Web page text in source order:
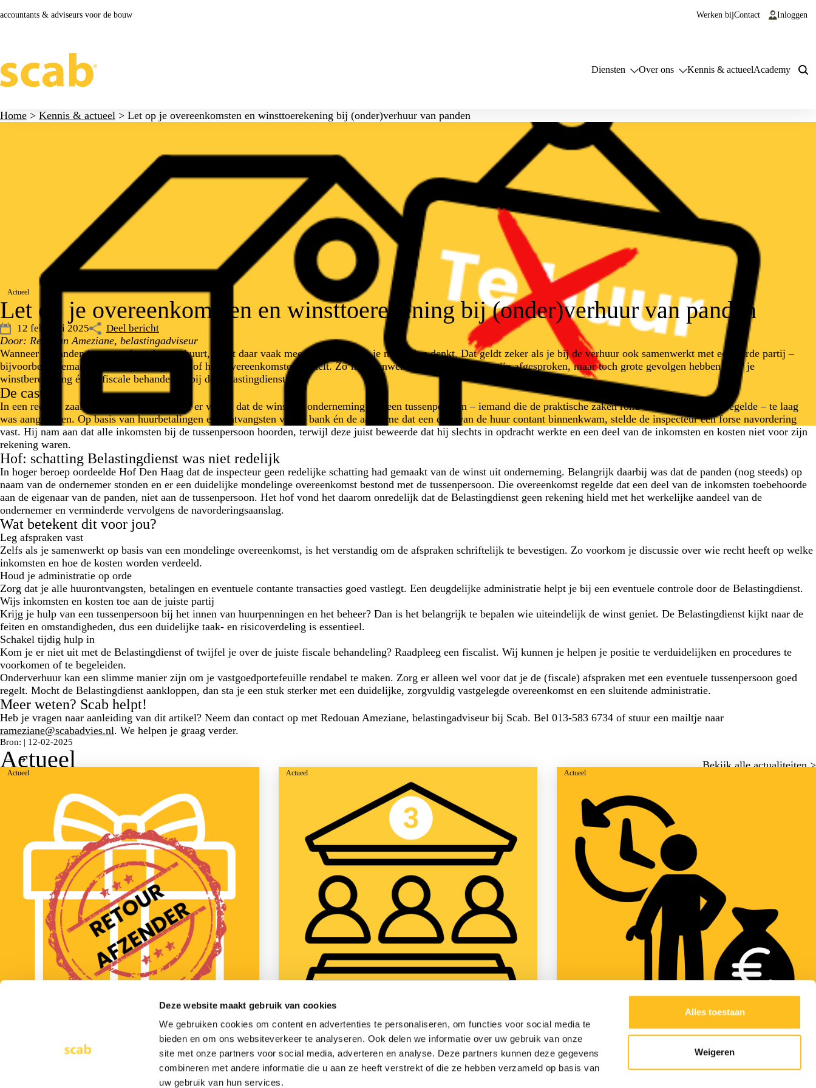
Deze website maakt gebruik van cookies
We gebruiken cookies om content en advertenties te personaliseren, om functies voor social media te
bieden en om ons websiteverkeer te analyseren. Ook delen we informatie over uw gebruik van onze
site met onze partners voor social media, adverteren en analyse. Deze partners kunnen deze gegevens
combineren met andere informatie die u aan ze heeft verstrekt of die ze hebben verzameld op basis van
uw gebruik van hun services.
Alles toestaan
Weigeren
accountants & adviseurs voor de bouw Werken bijContact Inloggen
Diensten Over ons Kennis & actueelAcademy
Home > Kennis & actueel > Let op je overeenkomsten en winsttoerekening bij (onder)verhuur van panden
Actueel
Let op je overeenkomsten en winsttoerekening bij (onder)verhuur van panden
12 februari 2025 Deel bericht
Door: Redouan Ameziane, belastingadviseur
Wanneer je panden huurt en deze doorverhuurt, komt daar vaak meer bij kijken dan je misschien denkt. Dat geldt zeker als je bij de verhuur ook samenwerkt met een derde partij –
bijvoorbeeld iemand die huurpenningen int of huurovereenkomsten opstelt. Zo’n samenwerking kan mondeling zijn afgesproken, maar toch grote gevolgen hebben voor je
winstberekening én de fiscale behandeling bij de Belastingdienst.
De casus
In een recente zaak ging de Belastingdienst er vanuit dat de winst uit onderneming van een tussenpersoon – iemand die de praktische zaken rond de (onder)verhuur regelde – te laag
was aangegeven. Op basis van huurbetalingen en -ontvangsten via de bank én de aanname dat een deel van de huur contant binnenkwam, stelde de inspecteur een forse navordering
vast. Hij nam aan dat alle inkomsten bij de tussenpersoon hoorden, terwijl deze juist beweerde dat hij slechts in opdracht werkte en een deel van de inkomsten en kosten niet voor zijn
rekening waren.
Hof: schatting Belastingdienst was niet redelijk
In hoger beroep oordeelde Hof Den Haag dat de inspecteur geen redelijke schatting had gemaakt van de winst uit onderneming. Belangrijk daarbij was dat de panden (nog steeds) op
naam van de ondernemer stonden en er een duidelijke mondelinge overeenkomst bestond met de tussenpersoon. Die overeenkomst regelde dat een deel van de inkomsten toebehoorde
aan de eigenaar van de panden, niet aan de tussenpersoon. Het hof vond het daarom onredelijk dat de Belastingdienst geen rekening hield met het werkelijke aandeel van de
ondernemer en verminderde vervolgens de navorderingsaanslag.
Wat betekent dit voor jou?
Leg afspraken vast
Zelfs als je samenwerkt op basis van een mondelinge overeenkomst, is het verstandig om de afspraken schriftelijk te bevestigen. Zo voorkom je discussie over wie recht heeft op welke
inkomsten en hoe de kosten worden verdeeld.
Houd je administratie op orde
Zorg dat je alle huurontvangsten, betalingen en eventuele contante transacties goed vastlegt. Een deugdelijke administratie helpt je bij een eventuele controle door de Belastingdienst.
Wijs inkomsten en kosten toe aan de juiste partij
Krijg je hulp van een tussenpersoon bij het innen van huurpenningen en het beheer? Dan is het belangrijk te bepalen wie uiteindelijk de winst geniet. De Belastingdienst kijkt naar de
feiten en omstandigheden, dus een duidelijke taak- en risicoverdeling is essentieel.
Schakel tijdig hulp in
Kom je er niet uit met de Belastingdienst of twijfel je over de juiste fiscale behandeling? Raadpleeg een fiscalist. Wij kunnen je helpen je positie te verduidelijken en procedures te
voorkomen of te begeleiden.
Onderverhuur kan een slimme manier zijn om je vastgoedportefeuille rendabel te maken. Zorg er alleen wel voor dat je de (fiscale) afspraken met een eventuele tussenpersoon goed
regelt. Mocht de Belastingdienst aankloppen, dan sta je een stuk sterker met een duidelijke, zorgvuldig vastgelegde overeenkomst en een sluitende administratie.
Meer weten? Scab helpt!
Heb je vragen naar aanleiding van dit artikel? Neem dan contact op met Redouan Ameziane, belastingadviseur bij Scab. Bel 013-583 6734 of stuur een mailtje naar
rameziane@scabadvies.nl. We helpen je graag verder.
Bron: | 12-02-2025
Actueel Bekijk alle actualiteiten >
Actueel
Schenkbelasting terug na terugstorten tweede
Actueel
Nieuwe tegenbewijsregeling in box 3: wat
betekent dit voor ondernemers in de bouw?
Lees meer >
Actueel
12 november 2025
Let op: geen pensioencompensatie bij
uitdiensttreding vóór 1 januari 2026